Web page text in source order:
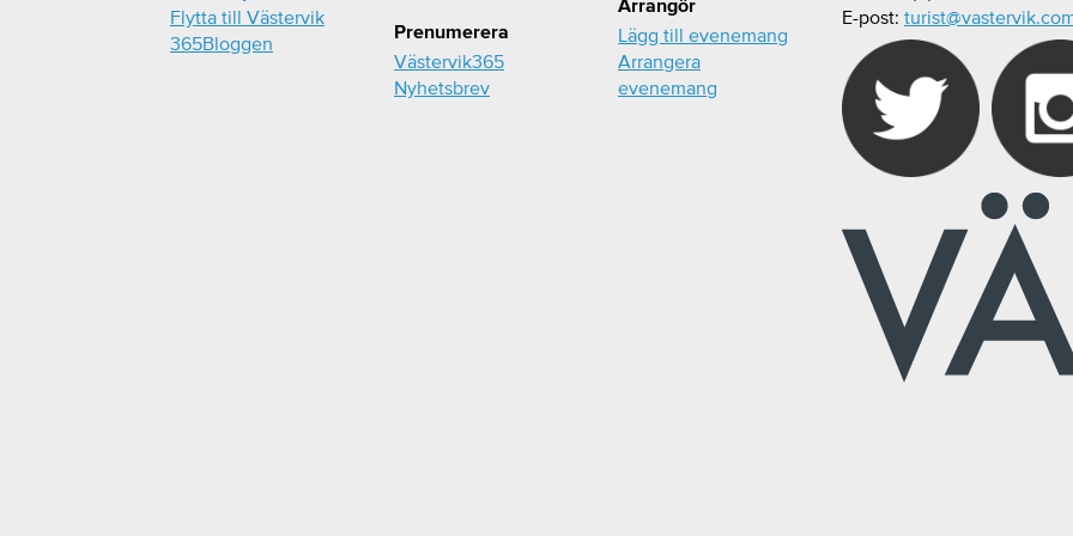
Flytta till Västervik
365Bloggen
Prenumerera
Västervik365
Nyhetsbrev
Arrangör
Lägg till evenemang
Arrangera
evenemang
E-post: